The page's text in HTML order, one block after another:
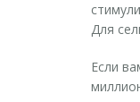
Для
Если